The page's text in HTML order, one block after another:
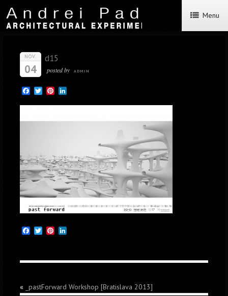
Menu
NOV.
04
d15
posted by ADMIN
Facebook
TwitterPinterest
LinkedIn
Facebook
TwitterPinterest
LinkedIn
« _pastForward Workshop [Bratislava 2013]